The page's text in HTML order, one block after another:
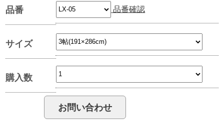
品番 品番確認
サイズ
購入数